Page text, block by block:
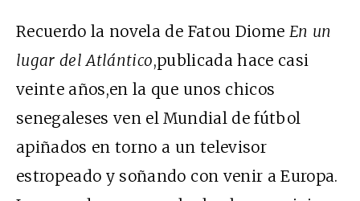
Recuerdo la novela de Fatou Diome En un
lugar del Atlántico,publicada hace casi
veinte años,en la que unos chicos
senegaleses ven el Mundial de fútbol
apiñados en torno a un televisor
estropeado y soñando con venir a Europa.